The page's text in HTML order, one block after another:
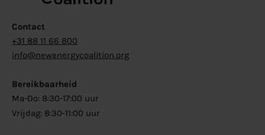
Contact
+31 88 11 66 800
info@newenergycoalition.org
Bereikbaarheid
Ma-Do: 8:30-17:00 uur
Vrijdag: 8:30-11:00 uur